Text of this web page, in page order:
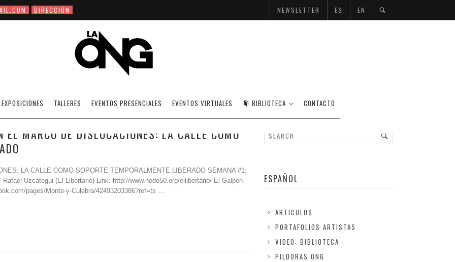
DIRECCIÓN NEWSLETTER ES EN
EXPOSICIONES TALLERES EVENTOS PRESENCIALES EVENTOS VIRTUALES BIBLIOTECA CONTACTO
LA CALLE COMO SOPORTE TEMPORALMENTE LIBERADO
EL MARCO DE DISLOCACIONES: LA CALLE COMO
LA CALLE COMO SOPORTE TEMPORALMENTE LIBERADO SEMANA #1:
Uzcategui (El Libertario) Link: http://www.nodo50.org/ellibertario/ El Galpon
pages/Monte-y-Culebra/42493203386?ref=ts …
ESPAÑOL
ARTICULOS
PORTAFOLIOS ARTISTAS
VIDEO: BIBLIOTECA
PILDORAS ONG